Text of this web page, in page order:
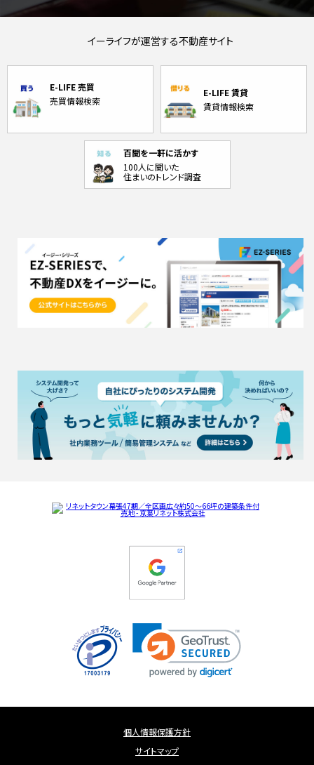
イーライフが運営する不動産サイト
E-LIFE 売買
売買情報検索
E-LIFE 賃貸
賃貸情報検索
百聞を一軒に活かす
100人に聞いた
住まいのトレンド調査
個人情報保護方針
サイトマップ